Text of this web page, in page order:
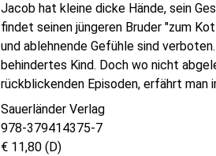
Jacob hat kleine dicke Hände, sein
findet seinen jüngeren Bruder "zum
und ablehnende Gefühle sind
behindertes Kind. Doch wo nicht
rückblickenden Episoden, erfährt man
Sauerländer Verlag
978-379414375-7
€ 11,80 (D)